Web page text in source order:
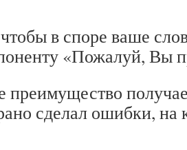
в споре ваше
«Пожалуй, Вы
сделал ошибки,